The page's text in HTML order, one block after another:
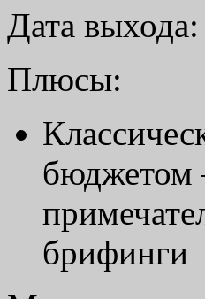
Дата
Плюсы:
бюджетом
брифинги